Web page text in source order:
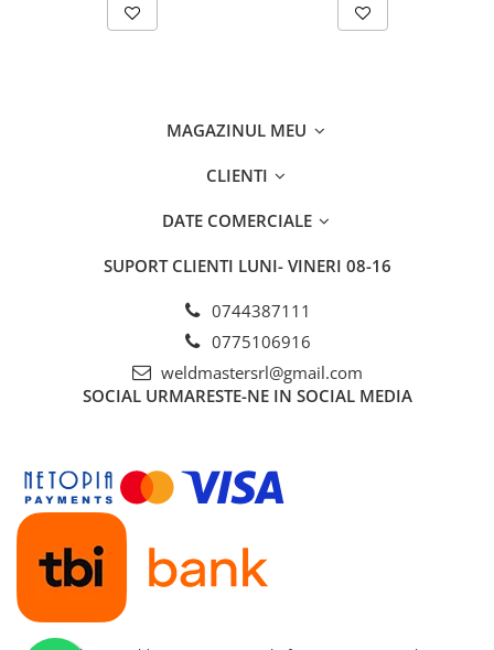
MAGAZINUL MEU
CLIENTI
DATE COMERCIALE
SUPORT CLIENTI LUNI- VINERI 08-16
0744387111
0775106916
weldmastersrl@gmail.com
SOCIAL URMARESTE-NE IN SOCIAL MEDIA